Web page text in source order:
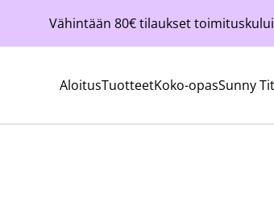
Vähintään 80€ tilaukset
AloitusTuotteetKoko-opasSunny